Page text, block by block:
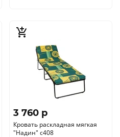
3 760 p
Кровать раскладная мягкая
"Надин" с408